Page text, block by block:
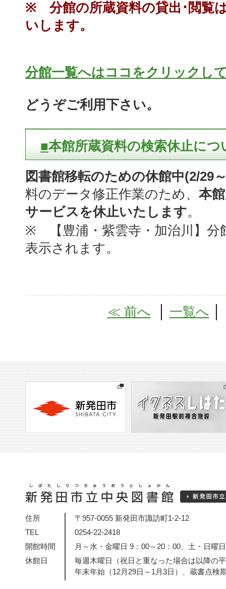
※ 分館の所蔵資料の貸出･閲覧
いします。
分館一覧へはココをクリックし
どうぞご利用下さい。
■本館所蔵資料の検索休止につ
図書館移転のための休館中(2/29
料のデータ修正作業のため、 本
サービスを休止いたします。
※ 【豊浦・紫雲寺・加治川】分
表示されます。
≪ 前へ 一覧へ
住所
〒957-0055 新発田市諏訪町1-2-12
TEL
0254-22-2418
開館時間
月～水・金曜日 9：00～20：00、土・日曜
休館日
毎週木曜日（祝日と重なった場合は以降の
年末年始（12月29日～1月3日）、蔵書点検